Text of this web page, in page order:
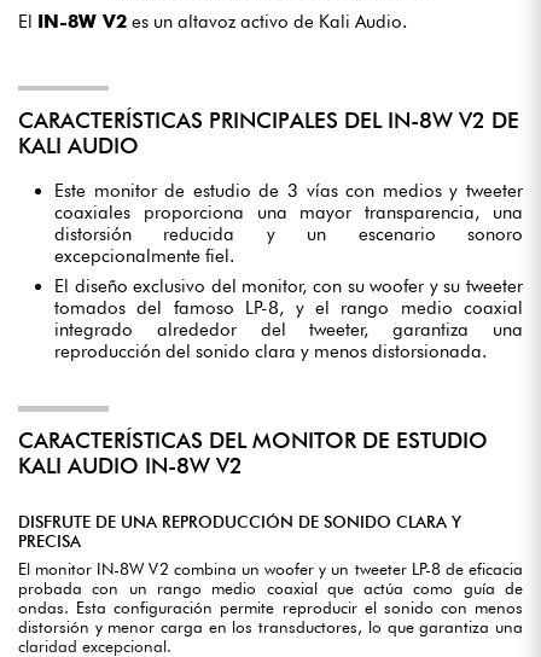
El IN-8W V2 es un altavoz activo de Kali Audio.
CARACTERÍSTICAS PRINCIPALES DEL IN-8W V2 DE
KALI AUDIO
Este monitor de estudio de 3 vías con medios y tweeter
coaxiales proporciona una mayor transparencia, una
distorsión reducida y un escenario sonoro
excepcionalmente fiel.
El diseño exclusivo del monitor, con su woofer y su tweeter
tomados del famoso LP-8, y el rango medio coaxial
integrado alrededor del tweeter, garantiza una
reproducción del sonido clara y menos distorsionada.
CARACTERÍSTICAS DEL MONITOR DE ESTUDIO
KALI AUDIO IN-8W V2
DISFRUTE DE UNA REPRODUCCIÓN DE SONIDO CLARA Y
PRECISA
El monitor IN-8W V2 combina un woofer y un tweeter LP-8 de eficacia
probada con un rango medio coaxial que actúa como guía de
ondas. Esta configuración permite reproducir el sonido con menos
distorsión y menor carga en los transductores, lo que garantiza una
claridad excepcional.